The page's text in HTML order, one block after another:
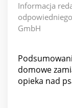
Informacja
GmbH
domowe
opieka nad